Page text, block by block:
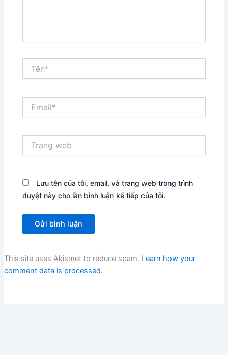
web
Lưu tên của tôi, email, và trang web trong trình
duyệt này cho lần bình luận kế tiếp của tôi.
This site uses Akismet to reduce spam. Learn how your
comment data is processed.